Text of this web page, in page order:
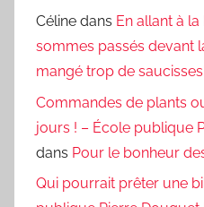
Céline dans En allant à
sommes passés devant
mangé trop de
Commandes de plants
jours ! – École publique
dans Pour le bonheur
Qui pourrait prêter une